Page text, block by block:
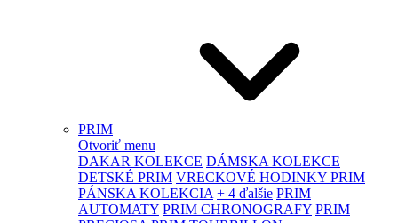
PRIM
Otvoriť menu
DAKAR KOLEKCE DÁMSKA KOLEKCE
DETSKÉ PRIM VRECKOVÉ HODINKY PRIM
PÁNSKA KOLEKCIA + 4 ďalšie PRIM
AUTOMATY PRIM CHRONOGRAFY PRIM